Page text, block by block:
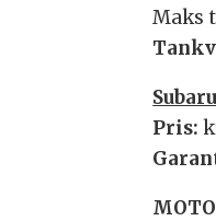
Maks
Pris: